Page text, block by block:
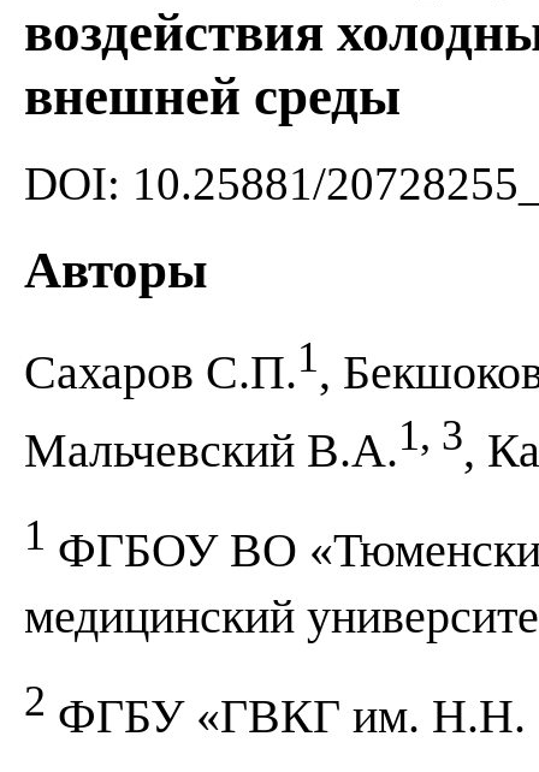
воздействия
внешней среды
DOI: 10.25881/
Авторы
Сахаров С.П.1,
Мальчевский В.А.1, 3,
1 ФГБОУ ВО
медицинский
2 ФГБУ «ГВКГ им. Н.Н.